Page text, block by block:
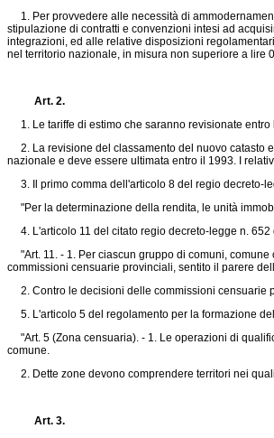
1. Per provvedere alle necessità di
stipulazione di contratti e convenzioni intesi ad
integrazioni, ed alle relative disposizioni
nel territorio nazionale, in misura non superiore a lire
Art. 2.
1. Le tariffe di estimo che saranno revisionate entro
2. La revisione del classamento del nuovo catasto
nazionale e deve essere ultimata entro il 1993. I
3. Il primo comma dell'articolo 8 del regio decreto-
"Per la determinazione della rendita, le unità
4. L'articolo 11 del citato regio decreto-legge n. 652
"Art. 11. - 1. Per ciascun gruppo di comuni,
commissioni censuarie provinciali, sentito il parere
2. Contro le decisioni delle commissioni censuarie
5. L'articolo 5 del regolamento per la formazione
"Art. 5 (Zona censuaria). - 1. Le operazioni di
comune.
2. Dette zone devono comprendere territori nei
Art. 3.